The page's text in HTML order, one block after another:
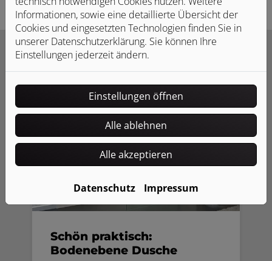
Schön praktisch:
Bodenebene Dusche
Informationen, sowie eine detaillierte Übersicht der
Cookies und eingesetzten Technologien finden Sie in
unserer Datenschutzerklärung. Sie können Ihre
Einstellungen jederzeit ändern.
Einstellungen öffnen
Alle ablehnen
Alle akzeptieren
Datenschutz Impressum